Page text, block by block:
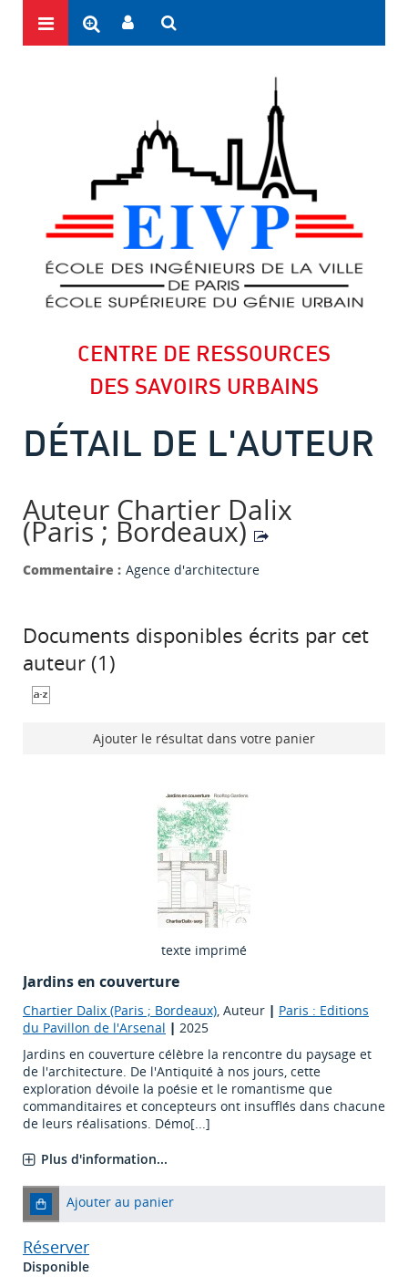
CENTRE DE RESSOURCES
DES SAVOIRS URBAINS
DÉTAIL DE L'AUTEUR
Auteur Chartier Dalix
(Paris ; Bordeaux)
Commentaire : Agence d'architecture
Documents disponibles écrits par cet
auteur (1 )
Ajouter le résultat dans votre panier
texte imprimé
Jardins en couverture
Chartier Dalix (Paris ; Bordeaux), Auteur | Paris : Editions
du Pavillon de l'Arsenal | 2025
Jardins en couverture célèbre la rencontre du paysage et
de l'architecture. De l'Antiquité à nos jours, cette
exploration dévoile la poésie et le romantisme que
commanditaires et concepteurs ont insufflés dans chacune
de leurs réalisations. Démo[...]
Plus d'information...
Ajouter au panier
Réserver
Disponible